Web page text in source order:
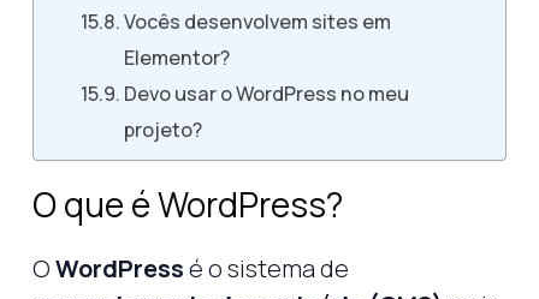
Vocês desenvolvem sites em
Elementor?
Devo usar o WordPress no meu
projeto?
O que é WordPress?
OWordPressé o sistema de